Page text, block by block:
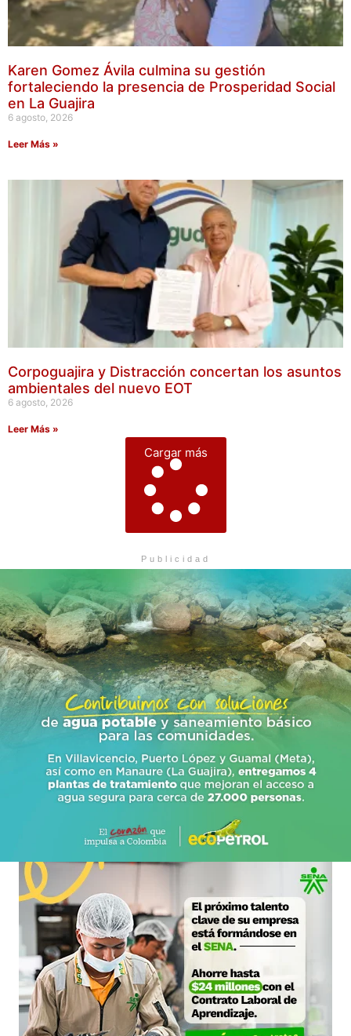
Karen Gomez Ávila culmina su gestión
fortaleciendo la presencia de Prosperidad Social
en La Guajira
6 agosto, 2026
Leer Más »
Corpoguajira y Distracción concertan los asuntos
ambientales del nuevo EOT
6 agosto, 2026
Leer Más »
Cargar más
Publicidad